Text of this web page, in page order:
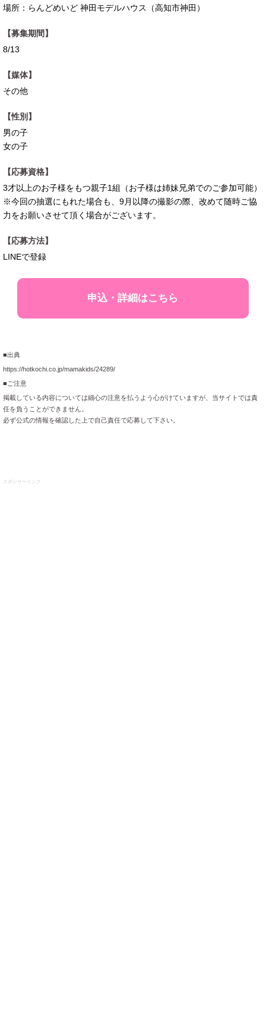
場所：らんどめいど 神田モデルハウス（高知市神田）
【募集期間】
8/13
【媒体】
その他
【性別】
男の子
女の子
【応募資格】
3才以上のお子様をもつ親子1組（お子様は姉妹兄弟でのご参加可能）
※今回の抽選にもれた場合も、9月以降の撮影の際、改めて随時ご協
力をお願いさせて頂く場合がございます。
【応募方法】
LINEで登録
申込・詳細はこちら
■出典
https://hotkochi.co.jp/mamakids/24289/
■ご注意
掲載している内容については細心の注意を払うよう心がけていますが、当サイトでは責
任を負うことができません。
必ず公式の情報を確認した上で自己責任で応募して下さい。
スポンサーリンク